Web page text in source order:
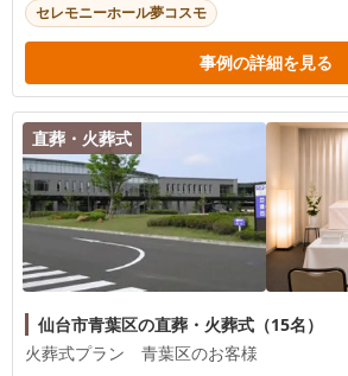
セレモニーホール夢コスモ
事例の詳細を見る
直葬・火葬式
仙台市青葉区の直葬・火葬式（15名）
火葬式プラン 青葉区のお客様